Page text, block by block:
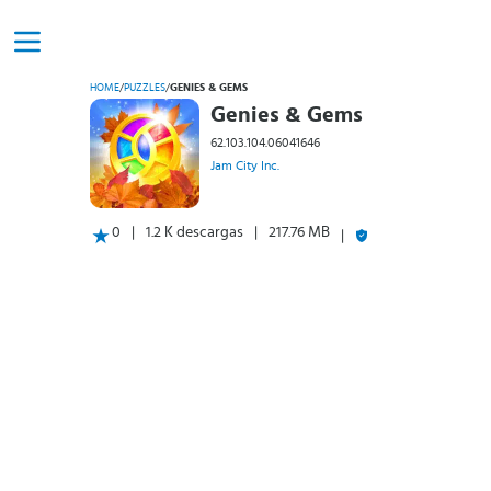
HOME/PUZZLES/GENIES & GEMS
Genies & Gems
62.103.104.06041646
Jam City Inc.
0 1.2 K descargas 217.76 MB